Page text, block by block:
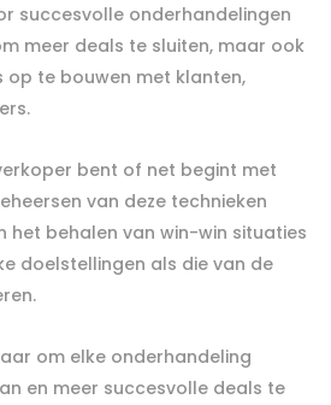
succesvolle onderhandelingen
meer deals te sluiten, maar ook
op te bouwen met klanten,
bent of net begint met
van deze technieken
het behalen van win-win situaties
doelstellingen als die van de
om elke onderhandeling
en meer succesvolle deals te